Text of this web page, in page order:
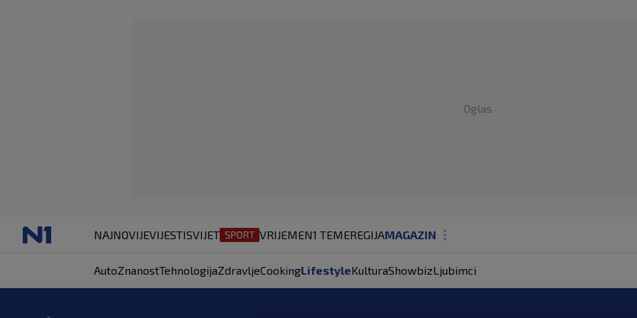
Oglas
NAJNOVIJEVIJESTISVIJET VRIJEMEN1 TEMEREGIJAMAGAZIN
KOLUMNE
AutoZnanostTehnologijaZdravljeCookingLifestyleKulturaShowbizLjubimci